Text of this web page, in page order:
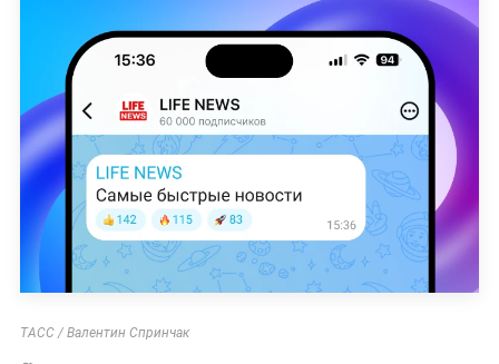
ТАСС / Валентин Спринчак